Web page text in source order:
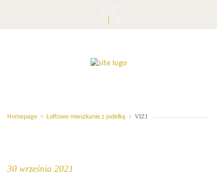
Homepage > Loftowe mieszkanie z jodełką > VIZ1
30 września 2021